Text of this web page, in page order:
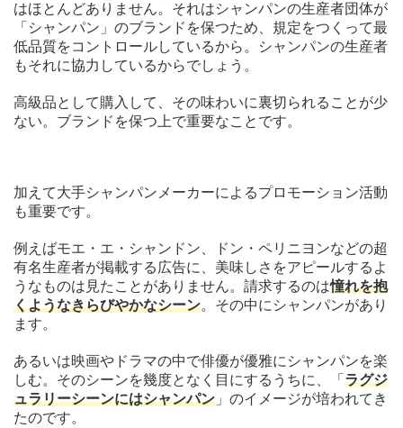
はほとんどありません。それはシャンパンの生産者団体が
「シャンパン」のブランドを保つため、規定をつくって最
低品質をコントロールしているから。シャンパンの生産者
もそれに協力しているからでしょう。
高級品として購入して、その味わいに裏切られることが少
ない。ブランドを保つ上で重要なことです。
加えて大手シャンパンメーカーによるプロモーション活動
も重要です。
例えばモエ・エ・シャンドン、ドン・ペリニヨンなどの超
有名生産者が掲載する広告に、美味しさをアピールするよ
うなものは見たことがありません。請求するのは憧れを抱
くようなきらびやかなシーン。その中にシャンパンがあり
ます。
あるいは映画やドラマの中で俳優が優雅にシャンパンを楽
しむ。そのシーンを幾度となく目にするうちに、「 ラグジ
ュラリーシーンにはシャンパン 」のイメージが培われてき
たのです。